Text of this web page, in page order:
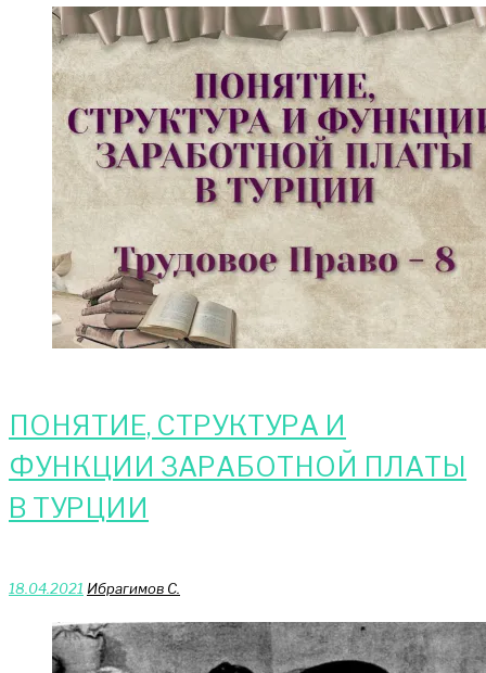
ПОНЯТИЕ, СТРУКТУРА И
ФУНКЦИИ ЗАРАБОТНОЙ ПЛАТЫ
В ТУРЦИИ
18.04.2021 Ибрагимов С.